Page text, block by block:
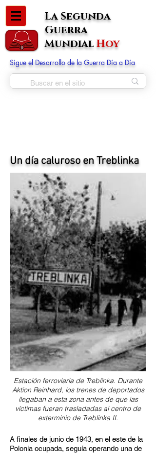
La Segunda
Guerra
MundialHoy
Sigue el Desarrollo de la Guerra Día a Día
Un día caluroso en Treblinka
Estación ferroviaria de Treblinka. Durante
Aktion Reinhard, los trenes de deportados
llegaban a esta zona antes de que las
víctimas fueran trasladadas al centro de
exterminio de Treblinka II.
A finales de junio de 1943, en el este de la
Polonia ocupada, seguía operando una de